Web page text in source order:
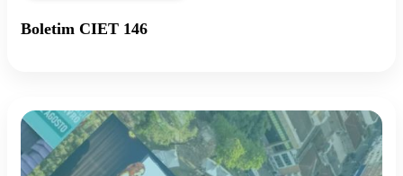
Boletim CIET 146